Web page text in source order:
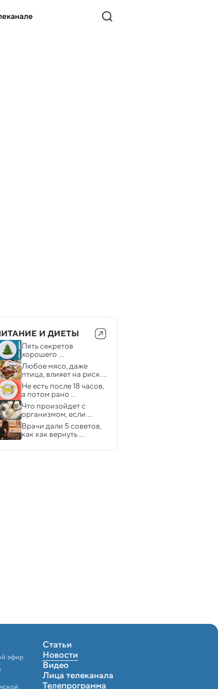
И ДИЕТЫ
Пять секретов
хорошего
пищеварения в
праздничный период
Любое мясо, даже
птица, влияет на риск
диабета: неожиданное
исследование
Не есть после 18 часов,
а потом рано
завтракать: вечернее
голодание и правда
помогает похудеть
Что произойдет с
организмом, если
регулярно есть
слишком много сахара
Врачи дали 5 советов,
как как вернуть
бодрость и заряд
энергии
эфир
Статьи
Новости
Видео
Лица телеканала
Телепрограмма